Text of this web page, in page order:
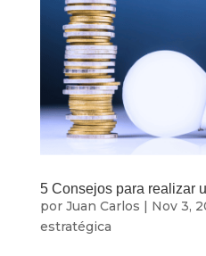
5 Consejos para realizar
por Juan Carlos | Nov 3,
estratégica